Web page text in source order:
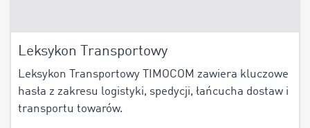
Leksykon Transportowy
Leksykon Transportowy TIMOCOM zawiera kluczowe
hasła z zakresu logistyki, spedycji, łańcucha dostaw i
transportu towarów.